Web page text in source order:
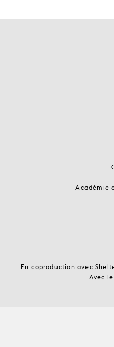
Académie
En coproduction avec
Avec